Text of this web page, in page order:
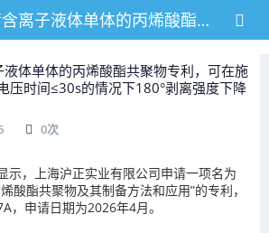
沪正实业申请含离子液体单体的丙烯酸酯共聚物专利，可在施加电压≤30V、施加电压时间≤30s的情况下180°剥离强度下降90%以上
体单体的丙烯酸酯共聚物专利，可在施
压时间≤30s的情况下180°剥离强度下降
0次
示，上海沪正实业有限公司申请一项名为
酸酯共聚物及其制备方法和应用”的专利，
，申请日期为2026年4月。